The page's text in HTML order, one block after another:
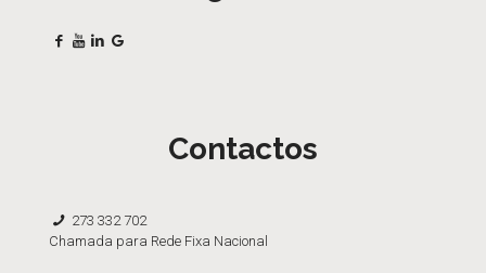
Contactos
273 332 702
Chamada para Rede Fixa Nacional